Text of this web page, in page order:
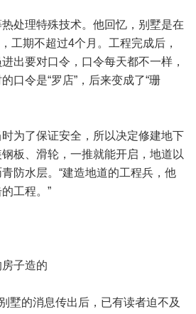
理特殊技术。他回忆，别墅是在
工期不超过4个月。工程完成后，
出要对口令，口令每天都不一样，
口令是“罗店”，后来变成了“珊
了保证安全，所以决定修建地下
板、滑轮，一推就能开启，地道以
防水层。“建造地道的工程兵，他
工程。”
子造的
的消息传出后，已有读者迫不及